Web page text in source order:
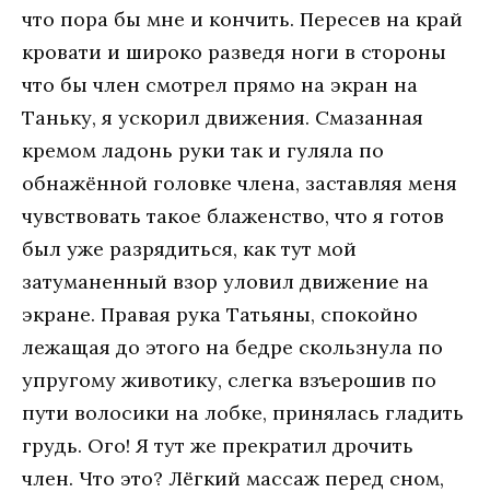
что пора бы мне и кончить. Пересев на край
кровати и широко разведя ноги в стороны
что бы член смотрел прямо на экран на
Таньку, я ускорил движения. Смазанная
кремом ладонь руки так и гуляла по
обнажённой головке члена, заставляя меня
чувствовать такое блаженство, что я готов
был уже разрядиться, как тут мой
затуманенный взор уловил движение на
экране. Правая рука Татьяны, спокойно
лежащая до этого на бедре скользнула по
упругому животику, слегка взъерошив по
пути волосики на лобке, принялась гладить
грудь. Ого! Я тут же прекратил дрочить
член. Что это? Лёгкий массаж перед сном,